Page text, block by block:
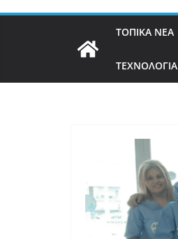
ΤΟΠΙΚΑ ΝΕΑ
ΤΕΧΝΟΛΟΓΙΑ